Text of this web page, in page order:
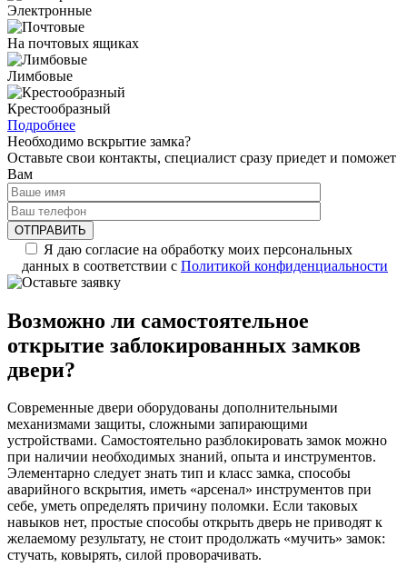
Электронные
На почтовых ящиках
Лимбовые
Крестообразный
Подробнее
Необходимо вскрытие замка?
Оставьте свои контакты, специалист сразу приедет и поможет
Вам
Я даю согласие на обработку моих персональных
данных в соответствии с Политикой конфиденциальности
Возможно ли самостоятельное
открытие заблокированных замков
двери?
Современные двери оборудованы дополнительными
механизмами защиты, сложными запирающими
устройствами. Самостоятельно разблокировать замок можно
при наличии необходимых знаний, опыта и инструментов.
Элементарно следует знать тип и класс замка, способы
аварийного вскрытия, иметь «арсенал» инструментов при
себе, уметь определять причину поломки. Если таковых
навыков нет, простые способы открыть дверь не приводят к
желаемому результату, не стоит продолжать «мучить» замок:
стучать, ковырять, силой проворачивать.